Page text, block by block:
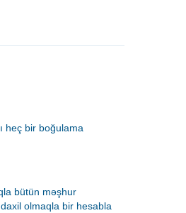
heç bir boğulama
bütün məşhur
olmaqla bir hesabla